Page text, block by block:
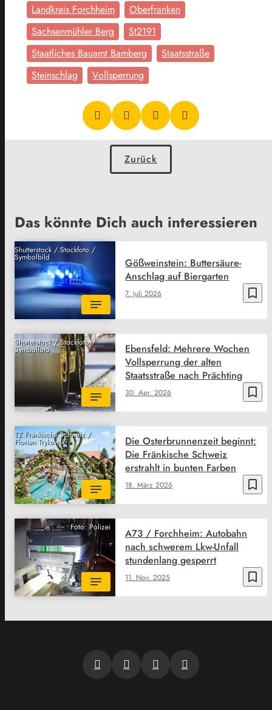
Landkreis Forchheim
Oberfranken
Sachsenmühler Berg
St2191
Staatliches Bauamt Bamberg
Staatsstraße
Steinschlag
Vollsperrung
Zurück
Das könnte Dich auch interessieren
Shutterstock / Stockfoto /
Symbolbild
bookmark_border
7. Juli 2026
Gößweinstein: Buttersäure-
Anschlag auf Biergarten
Shutterstock / Stockfoto /
Symbolfoto
bookmark_border
30. Apr. 2026
Ebensfeld: Mehrere Wochen
Vollsperrung der alten
Staatsstraße nach Prächting
TZ Fränkische Schweiz /
Florian Trykowski
bookmark_border
18. März 2026
Die Osterbrunnenzeit beginnt:
Die Fränkische Schweiz
erstrahlt in bunten Farben
Foto: Polizei
bookmark_border
11. Nov. 2025
A73 / Forchheim: Autobahn
nach schwerem Lkw-Unfall
stundenlang gesperrt